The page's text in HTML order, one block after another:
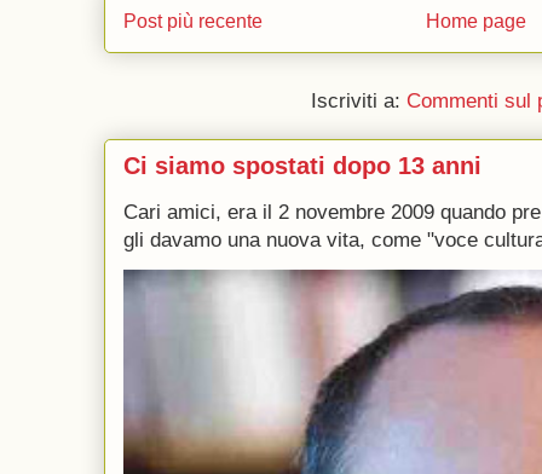
Post più recente Home page
Iscriviti a: Commenti sul
Ci siamo spostati dopo 13 anni
Cari amici, era il 2 novembre 2009 quando
gli davamo una nuova vita, come "voce